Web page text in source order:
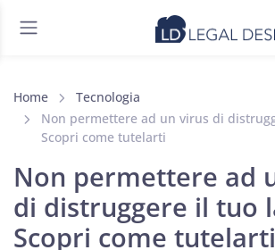
Home
Tecnologia
Non permettere ad un virus di
Scopri come tutelarti
Non permettere ad
di distruggere il tuo
Scopri come tutelarti